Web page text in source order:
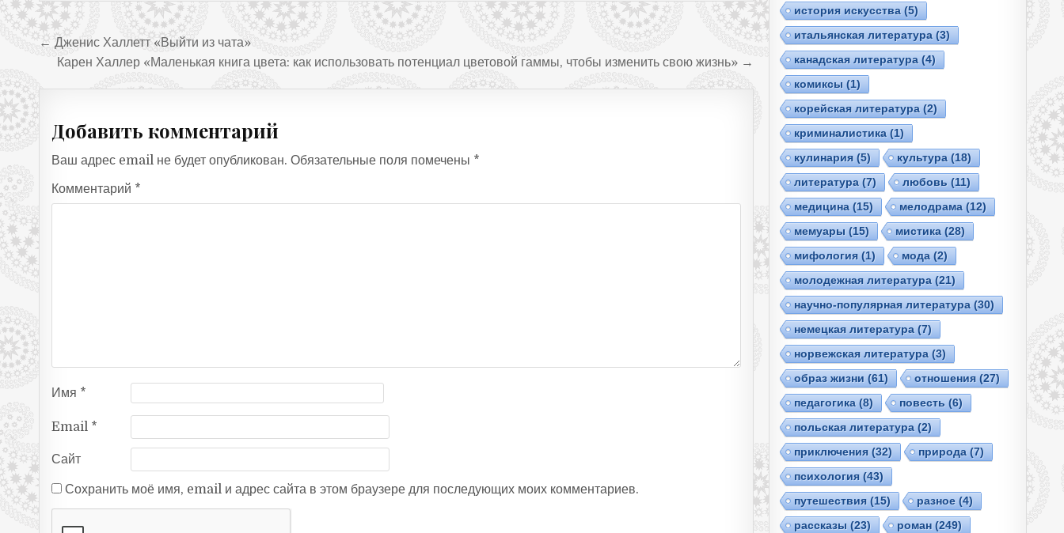
Навигация по записям
← Дженис Халлетт «Выйти из чата»
Карен Халлер «Маленькая книга цвета: как использовать потенциал цветовой гаммы, чтобы изменить свою жизнь» →
Добавить комментарий
Ваш адрес email не будет опубликован. Обязательные поля помечены *
Комментарий *
Имя *
Email *
Сайт
Сохранить моё имя, email и адрес сайта в этом браузере для последующих моих комментариев.
история искусства(5)
итальянская литература(3)
канадская литература(4)
комиксы(1)
корейская литература(2)
криминалистика(1)
кулинария(5) культура(18)
литература(7) любовь(11)
медицина(15) мелодрама(12)
мемуары(15) мистика(28)
мифология(1) мода(2)
молодежная литература(21)
научно-популярная литература(30)
немецкая литература(7)
норвежская литература(3)
образ жизни (61) отношения(27)
педагогика(8) повесть(6)
польская литература(2)
приключения(32) природа(7)
психология(43)
путешествия(15) разное(4)
рассказы(23) роман(249)